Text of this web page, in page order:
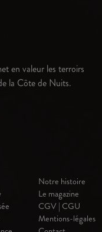
en valeur les terroirs
la Côte de Nuits.
Notre histoire
Le magazine
CGV | CGU
Mentions-légales